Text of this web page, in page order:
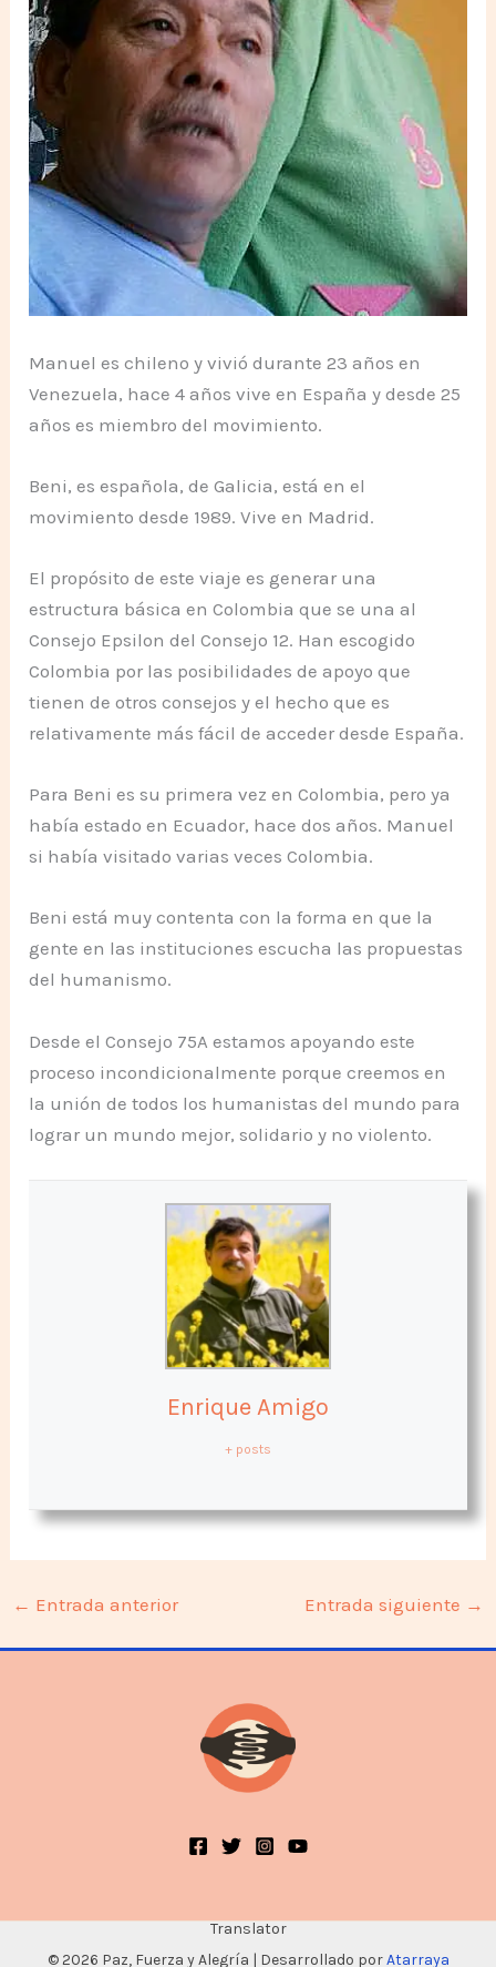
Manuel es chileno y vivió durante 23 años en
Venezuela, hace 4 años vive en España y desde 25
años es miembro del movimiento.
Beni, es española, de Galicia, está en el
movimiento desde 1989. Vive en Madrid.
El propósito de este viaje es generar una
estructura básica en Colombia que se una al
Consejo Epsilon del Consejo 12. Han escogido
Colombia por las posibilidades de apoyo que
tienen de otros consejos y el hecho que es
relativamente más fácil de acceder desde España.
Para Beni es su primera vez en Colombia, pero ya
había estado en Ecuador, hace dos años. Manuel
si había visitado varias veces Colombia.
Beni está muy contenta con la forma en que la
gente en las instituciones escucha las propuestas
del humanismo.
Desde el Consejo 75A estamos apoyando este
proceso incondicionalmente porque creemos en
la unión de todos los humanistas del mundo para
lograr un mundo mejor, solidario y no violento.
Enrique Amigo
+ posts
← Entrada anterior Entrada siguiente →
Translator
© 2026 Paz, Fuerza y Alegría | Desarrollado porAtarraya